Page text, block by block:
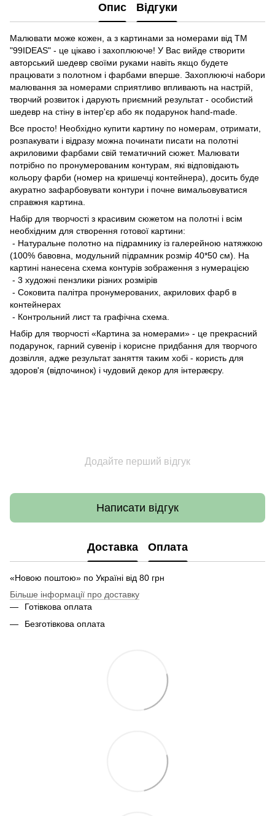
Опис Відгуки
Малювати може кожен, а з картинами за номерами від ТМ
"99IDEAS" - це цікаво і захоплююче! У Вас вийде створити
авторський шедевр своїми руками навіть якщо будете
працювати з полотном і фарбами вперше. Захоплюючі набори
малювання за номерами сприятливо впливають на настрій,
творчий розвиток і дарують приємний результат - особистий
шедевр на стіну в інтер'єр або як подарунок hand-made.
Все просто! Необхідно купити картину по номерам, отримати,
розпакувати і відразу можна починати писати на полотні
акриловими фарбами свій тематичний сюжет. Малювати
потрібно по пронумерованим контурам, які відповідають
кольору фарби (номер на кришечці контейнера), досить буде
акуратно зафарбовувати контури і почне вимальовуватися
справжня картина.
Набір для творчості з красивим сюжетом на полотні і всім
необхідним для створення готової картини:
- Натуральне полотно на підрамнику із галерейною натяжкою
(100% бавовна, модульний підрамник розмір 40*50 см). На
картині нанесена схема контурів зображення з нумерацією
- 3 художні пензлики різних розмірів
- Соковита палітра пронумерованих, акрилових фарб в
контейнерах
- Контрольний лист та графічна схема.
Набір для творчості «Картина за номерами» - це прекрасний
подарунок, гарний сувенір і корисне придбання для творчого
дозвілля, адже результат заняття таким хобі - користь для
здоров'я (відпочинок) і чудовий декор для інтерæєру.
Додайте перший відгук
Написати відгук
Доставка Оплата
«Новою поштою» по Україні від 80 грн
Більше інформації про доставку
Готівкова оплата
Безготівкова оплата